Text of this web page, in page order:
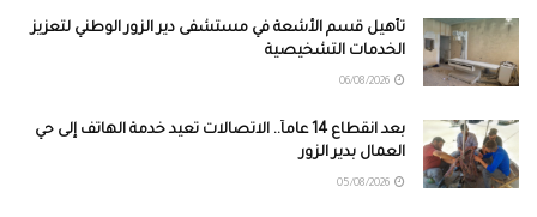
تأهيل قسم الأشعة في مستشفى دير الزور الوطني لتعزيز
الخدمات التشخيصية
بعد انقطاع 14 عاماً.. الاتصالات تعيد خدمة الهاتف إلى حي
العمال بدير الزور